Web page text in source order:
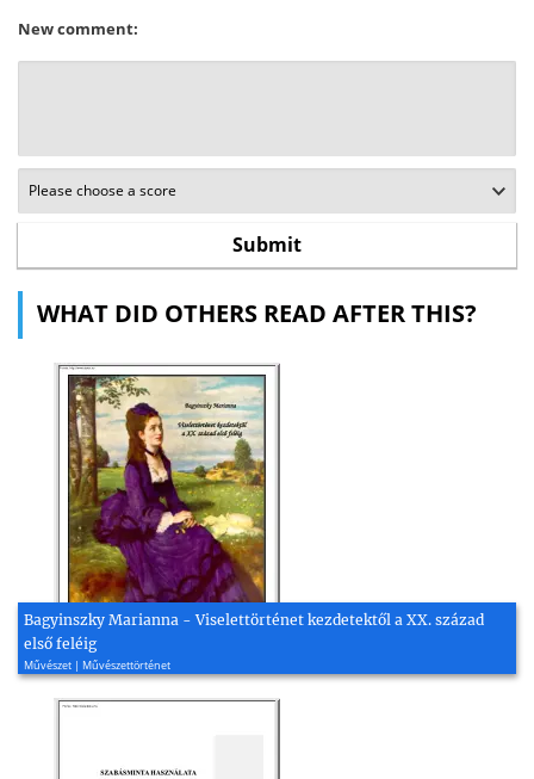
New comment:
WHAT DID OTHERS READ AFTER THIS?
Bagyinszky Marianna - Viselettörténet kezdetektől a XX. század
első feléig
Művészet | Művészettörténet